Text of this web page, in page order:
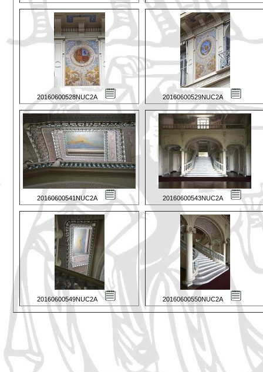
20160600528NUC2A 20160600529NUC2A
20160600541NUC2A 20160600543NUC2A
20160600549NUC2A 20160600550NUC2A